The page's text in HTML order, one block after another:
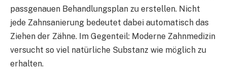
passgenauen Behandlungsplan zu erstellen. Nicht
jede Zahnsanierung bedeutet dabei automatisch das
Ziehen der Zähne. Im Gegenteil: Moderne Zahnmedizin
versucht so viel natürliche Substanz wie möglich zu
erhalten.